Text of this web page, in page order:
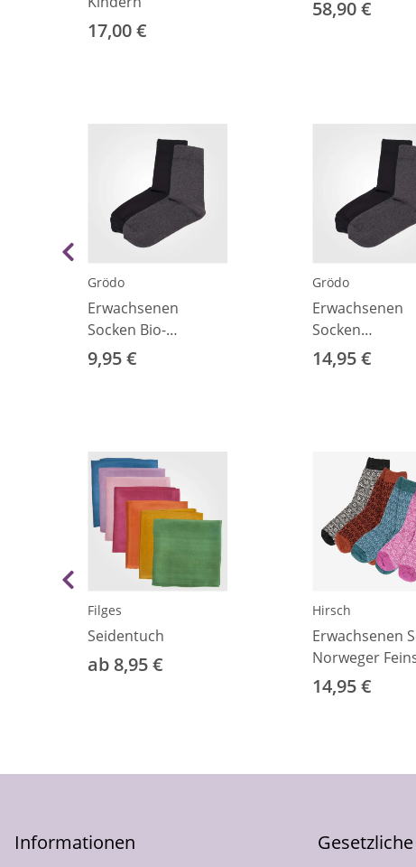
17,00 €
34/36
58,90 €
Grödo
Erwachsenen
Socken Bio-
Baumwolle schwarz
37/38
9,95 €
Grödo
Erwachsenen
Socken
Wolle/
schwarz 37/38
14,95 €
Filges
Seidentuch
ab 8,95 €
Hirsch
Erwachsenen
Norweger
14,95 €
Informationen